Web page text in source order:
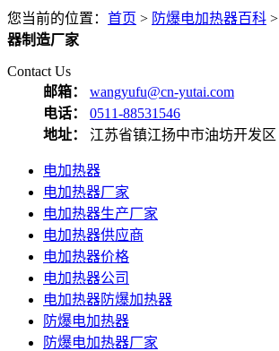
您当前的位置： 首页 > 防爆电加热器百科 >
器制造厂家
Contact Us
邮箱：
wangyufu@cn-yutai.com
电话：
0511-88531546
地址：
江苏省镇江扬中市油坊开发区
电加热器
电加热器厂家
电加热器生产厂家
电加热器供应商
电加热器价格
电加热器公司
电加热器防爆加热器
防爆电加热器
防爆电加热器厂家